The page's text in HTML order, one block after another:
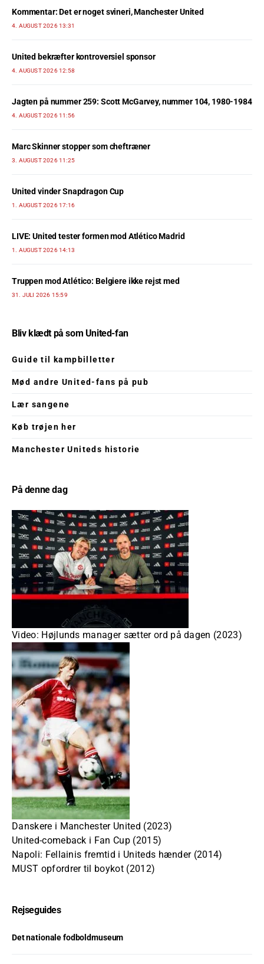
Kommentar: Det er noget svineri, Manchester United
4. AUGUST 2026 13:31
United bekræfter kontroversiel sponsor
4. AUGUST 2026 12:58
Jagten på nummer 259: Scott McGarvey, nummer 104, 1980-1984
4. AUGUST 2026 11:56
Marc Skinner stopper som cheftræner
3. AUGUST 2026 11:25
United vinder Snapdragon Cup
1. AUGUST 2026 17:16
LIVE: United tester formen mod Atlético Madrid
1. AUGUST 2026 14:13
Truppen mod Atlético: Belgiere ikke rejst med
31. JULI 2026 15:59
Bliv klædt på som United-fan
Guide til kampbilletter
Mød andre United-fans på pub
Lær sangene
Køb trøjen her
Manchester Uniteds historie
På denne dag
Video: Højlunds manager sætter ord på dagen (2023)
Danskere i Manchester United (2023)
United-comeback i Fan Cup (2015)
Napoli: Fellainis fremtid i Uniteds hænder (2014)
MUST opfordrer til boykot (2012)
Rejseguides
Det nationale fodboldmuseum